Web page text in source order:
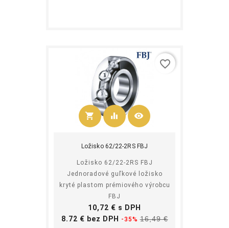
shopping_cart
Kúpiť
equalizer visibility
Ložisko 62/22-2RS FBJ
Ložisko 62/22-2RS FBJ
Jednoradové guľkové ložisko
kryté plastom prémiového výrobcu
FBJ
Cena
10,72 € s DPH
8.72 € bez DPH Základná
-35% 16,49 €Cena
favorite_border